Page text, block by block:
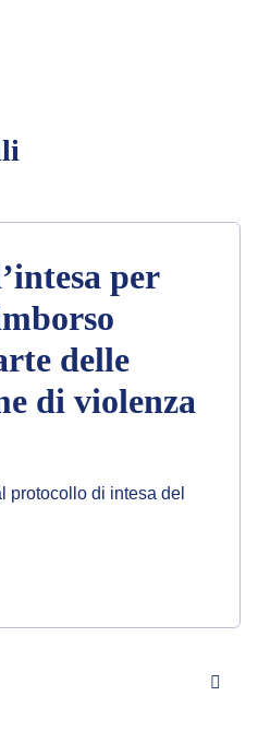
per
delle
di violenza
protocollo di intesa del